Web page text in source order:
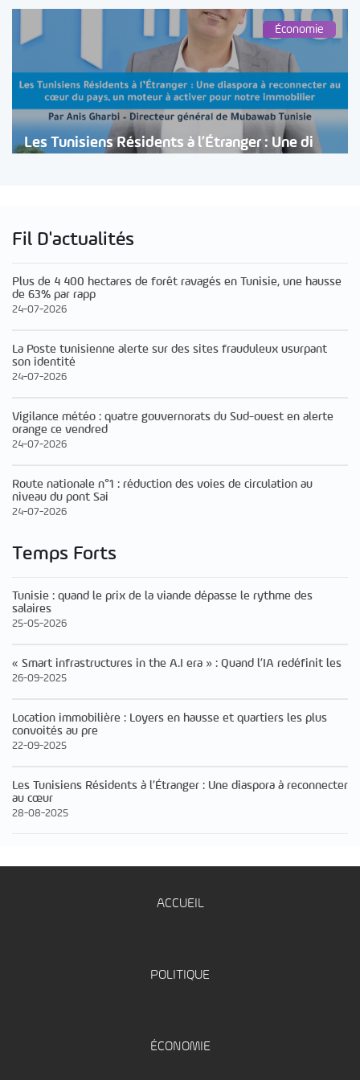
Économie
Les Tunisiens Résidents à l’Étranger : Une di
Fil D'actualités
Plus de 4 400 hectares de forêt ravagés en Tunisie, une hausse
de 63% par rapp
24-07-2026
La Poste tunisienne alerte sur des sites frauduleux usurpant
son identité
24-07-2026
Vigilance météo : quatre gouvernorats du Sud-ouest en alerte
orange ce vendred
24-07-2026
Route nationale n°1 : réduction des voies de circulation au
niveau du pont Sai
24-07-2026
Temps Forts
Tunisie : quand le prix de la viande dépasse le rythme des
salaires
25-05-2026
« Smart infrastructures in the A.I era » : Quand l’IA redéfinit les
26-09-2025
Location immobilière : Loyers en hausse et quartiers les plus
convoités au pre
22-09-2025
Les Tunisiens Résidents à l’Étranger : Une diaspora à reconnecter
au cœur
28-08-2025
ACCUEIL
POLITIQUE
ÉCONOMIE